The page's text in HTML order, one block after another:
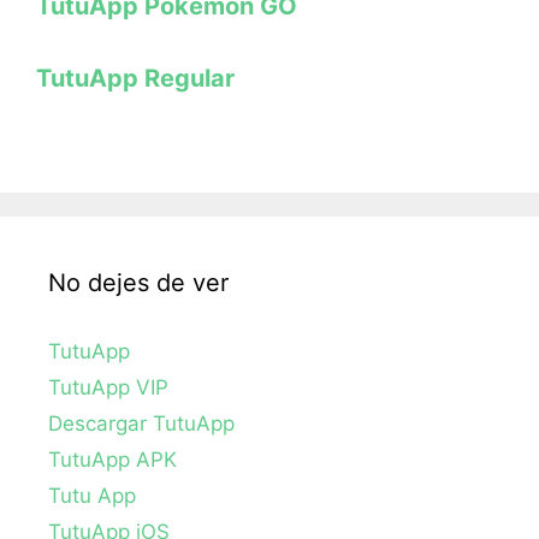
TutuApp Pokémon GO
TutuApp Regular
No dejes de ver
TutuApp
TutuApp VIP
Descargar TutuApp
TutuApp APK
Tutu App
TutuApp iOS